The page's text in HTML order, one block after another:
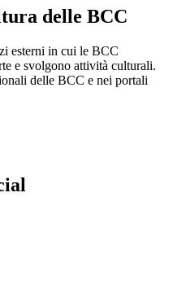
delle BCC
esterni in cui le BCC
e svolgono attività culturali.
delle BCC e nei portali